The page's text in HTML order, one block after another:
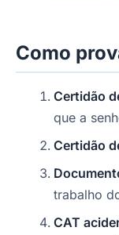
Como
Certidão
que a
Certidão
trabalho
CAT